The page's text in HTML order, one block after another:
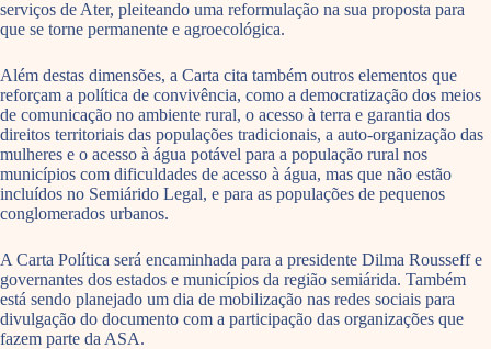
serviços de Ater, pleiteando uma reformulação na sua proposta para
que se torne permanente e agroecológica.
Além destas dimensões, a Carta cita também outros elementos que
reforçam a política de convivência, como a democratização dos meios
de comunicação no ambiente rural, o acesso à terra e garantia dos
direitos territoriais das populações tradicionais, a auto-organização das
mulheres e o acesso à água potável para a população rural nos
municípios com dificuldades de acesso à água, mas que não estão
incluídos no Semiárido Legal, e para as populações de pequenos
conglomerados urbanos.
A Carta Política será encaminhada para a presidente Dilma Rousseff e
governantes dos estados e municípios da região semiárida. Também
está sendo planejado um dia de mobilização nas redes sociais para
divulgação do documento com a participação das organizações que
fazem parte da ASA.